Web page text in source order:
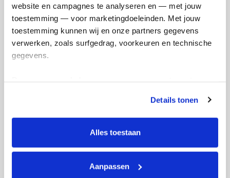
website en campagnes te analyseren en — met jouw
toestemming — voor marketingdoeleinden. Met jouw
toestemming kunnen wij en onze partners gegevens
verwerken, zoals surfgedrag, voorkeuren en technische
gegevens.
tonen. Je kunt je toestemming op elk moment wijzigen of
intrekken via Cookie instellingen onderaan de pagina. De
lijst met cookies is te vinden in het tabblad “details”.
Details tonen
Alles toestaan
Aanpassen
Creditcard
Referentie
Ik wil bijdragen aan de transactiekosten
Doneer nu